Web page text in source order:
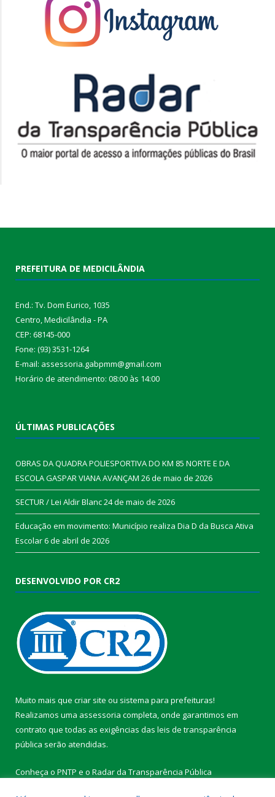
PREFEITURA DE MEDICILÂNDIA
End.: Tv. Dom Eurico, 1035
Centro, Medicilândia - PA
CEP: 68145-000
Fone: (93) 3531-1264
E-mail: assessoria.gabpmm@gmail.com
Horário de atendimento: 08:00 às 14:00
ÚLTIMAS PUBLICAÇÕES
OBRAS DA QUADRA POLIESPORTIVA DO KM 85 NORTE E DA
ESCOLA GASPAR VIANA AVANÇAM 26 de maio de 2026
SECTUR / Lei Aldir Blanc24 de maio de 2026
Educação em movimento: Município realiza Dia D da Busca Ativa
Escolar6 de abril de 2026
DESENVOLVIDO POR CR2
Muito mais que criar site ou sistema para prefeituras!
Realizamos uma assessoria completa, onde garantimos em
contrato que todas as exigências das leis de transparência
pública serão atendidas.
Conheça o PNTP e o Radar da Transparência Pública